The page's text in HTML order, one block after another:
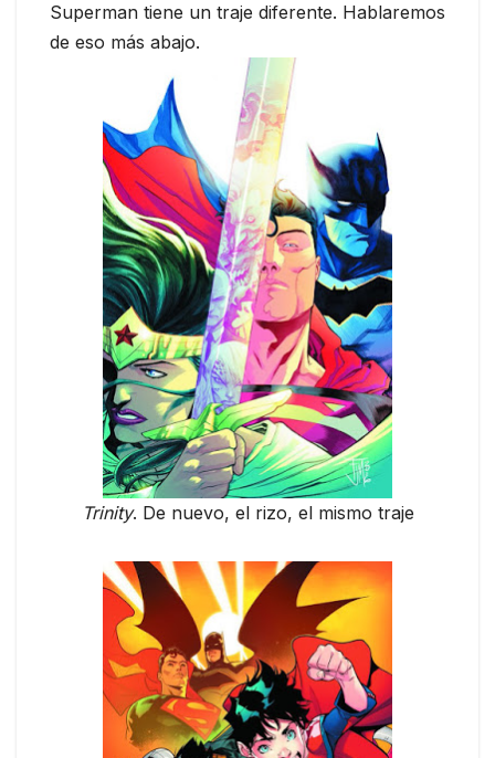
Superman tiene un traje diferente. Hablaremos
de eso más abajo.
Trinity. De nuevo, el rizo, el mismo traje